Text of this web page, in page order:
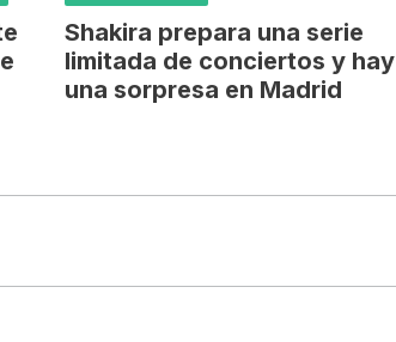
Shakira prepara una serie
limitada de conciertos y hay
una sorpresa en Madrid